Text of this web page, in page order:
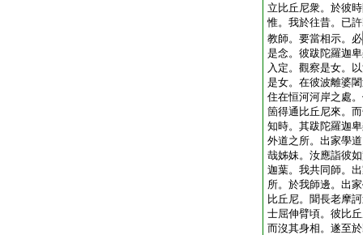
立比丘尼衆。於彼
惟。我於往昔。已
教師。要當相示。必
是念。彼跋陀羅迦
入定。觀察是女。
是女。在彼波離婆
住在恒河河岸之處
箇得通比丘尼來。
知時。其跋陀羅迦
外道之所。出家學
哉姊妹。汝應詣彼
迦葉。我共同師。
所。於我師邊。出
比丘尼。聞長老摩
士屈伸臂頃。彼比
而沒其身相。遂至